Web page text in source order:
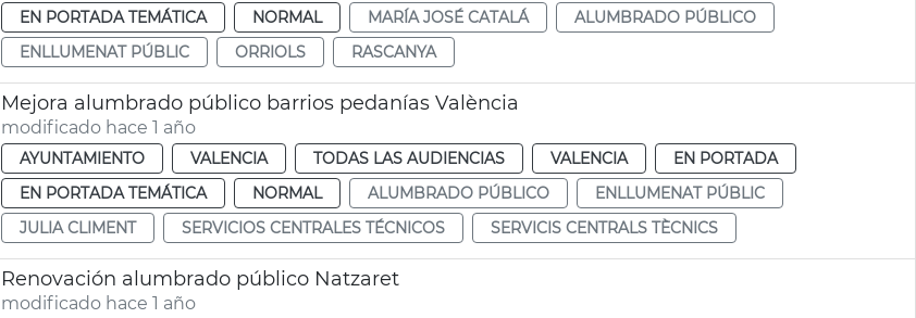
EN PORTADA TEMÁTICA
NORMAL MARÍA JOSÉ CATALÁ
ALUMBRADO PÚBLICO
ENLLUMENAT PÚBLIC
ORRIOLS RASCANYA
Mejora alumbrado público barrios pedanías València
modificado hace 1 año
AYUNTAMIENTO VALENCIA TODAS LAS AUDIENCIAS VALENCIA
EN PORTADA
EN PORTADA TEMÁTICA
NORMAL ALUMBRADO PÚBLICO
ENLLUMENAT PÚBLIC
JULIA CLIMENT
SERVICIOS CENTRALES TÉCNICOS SERVICIS CENTRALS TÈCNICS
Renovación alumbrado público Natzaret
modificado hace 1 año